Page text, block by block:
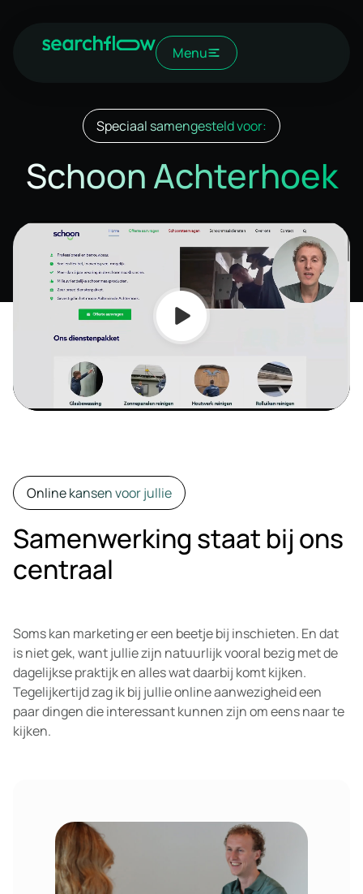
Menu
Speciaal samengesteld voor:
Schoon Achterhoek
Online kansen voor jullie
Samenwerking staat bij ons
centraal
Soms kan marketing er een beetje bij inschieten. En dat
is niet gek, want jullie zijn natuurlijk vooral bezig met de
dagelijkse praktijk en alles wat daarbij komt kijken.
Tegelijkertijd zag ik bij jullie online aanwezigheid een
paar dingen die interessant kunnen zijn om eens naar te
kijken.